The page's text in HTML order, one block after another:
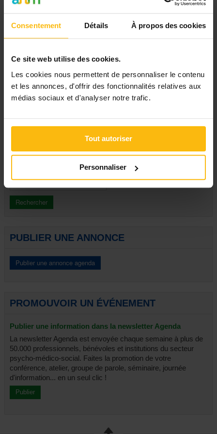
Consentement Détails À propos des cookies
Ce site web utilise des cookies.
Les cookies nous permettent de personnaliser le contenu
et les annonces, d'offrir des fonctionnalités relatives aux
médias sociaux et d'analyser notre trafic.
Tout autoriser
Personnaliser
Hainaut
Liège
Luxembourg
Toutes
Thèmes
Affaires sociales
Travail, emploi
Famille
Handicap
Immigration & intégration
Santé mentale
Tous
Types d'activité
Apéro-débat
Colloque
Conférence en ligne-
Webinaire
Exposition, Salon
Groupe de parole
Journée d'étude
Journée d'information
Séminaire
Symposium
Table ronde
PUBLIER UNE ANNONCE
PROMOUVOIR UN ÉVÉNEMENT
Publier une information dans la newsletter Agenda
La newsletter Agenda est envoyée chaque semaine à plus de
50.000 professionnels, bénévoles et institutions du secteur
psycho-médico-social. Faites la promotion de votre
conférence, atelier, groupe de parole, séminaire, journée
d'information... en un seul clic !
Publier